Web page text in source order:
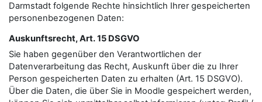
Darmstadt folgende Rechte hinsichtlich Ihrer gespeicherten
personenbezogenen Daten:
Auskunftsrecht, Art. 15 DSGVO
Sie haben gegenüber den Verantwortlichen der
Datenverarbeitung das Recht, Auskunft über die zu Ihrer
Person gespeicherten Daten zu erhalten (Art. 15 DSGVO).
Über die Daten, die über Sie in Moodle gespeichert werden,